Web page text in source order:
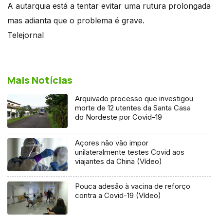
A autarquia está a tentar evitar uma rutura prolongada
mas adianta que o problema é grave.
Telejornal
Mais Notícias
Arquivado processo que investigou
morte de 12 utentes da Santa Casa
do Nordeste por Covid-19
Açores não vão impor
unilateralmente testes Covid aos
viajantes da China (Vídeo)
Pouca adesão à vacina de reforço
contra a Covid-19 (Vídeo)